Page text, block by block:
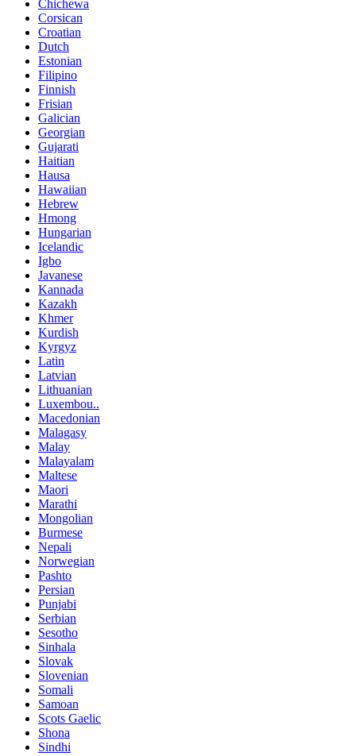
Chichewa
Corsican
Croatian
Dutch
Estonian
Filipino
Finnish
Frisian
Galician
Georgian
Gujarati
Haitian
Hausa
Hawaiian
Hebrew
Hmong
Hungarian
Icelandic
Igbo
Javanese
Kannada
Kazakh
Khmer
Kurdish
Kyrgyz
Latin
Latvian
Lithuanian
Luxembou..
Macedonian
Malagasy
Malay
Malayalam
Maltese
Maori
Marathi
Mongolian
Burmese
Nepali
Norwegian
Pashto
Persian
Punjabi
Serbian
Sesotho
Sinhala
Slovak
Slovenian
Somali
Samoan
Scots Gaelic
Shona
Sindhi